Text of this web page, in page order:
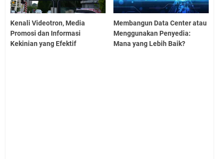
Kenali Videotron, Media
Promosi dan Informasi
Kekinian yang Efektif
Membangun Data Center atau
Menggunakan Penyedia:
Mana yang Lebih Baik?